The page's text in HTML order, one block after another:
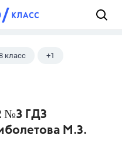
класс +1
№3 ГДЗ
М.З.